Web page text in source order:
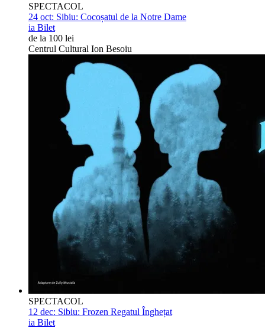
SPECTACOL
24 oct: Sibiu: Cocoșatul de la Notre Dame
ia Bilet
de la 100 lei
Centrul Cultural Ion Besoiu
SPECTACOL
12 dec: Sibiu: Frozen Regatul Înghețat
ia Bilet